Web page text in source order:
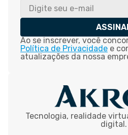
Ao se inscrever, você
Política de Privacidade e
atualizações da nossa
Tecnologia, realidade
digital.